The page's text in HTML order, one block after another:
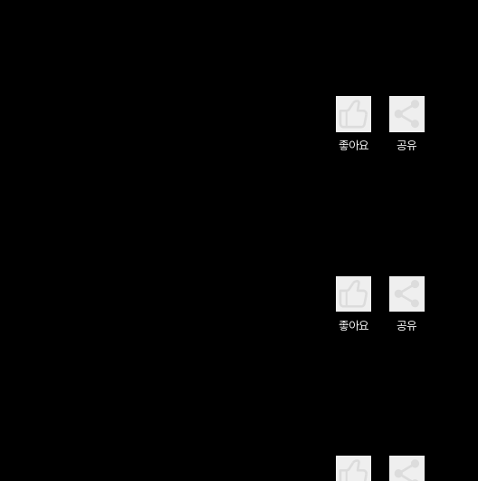
좋아요 공유
좋아요 공유